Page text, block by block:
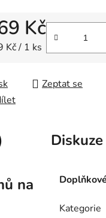
Kč
cena:
Kč / 1 ks
Zeptat se
Diskuze
na
Kategorie